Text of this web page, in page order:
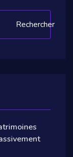
Rechercher